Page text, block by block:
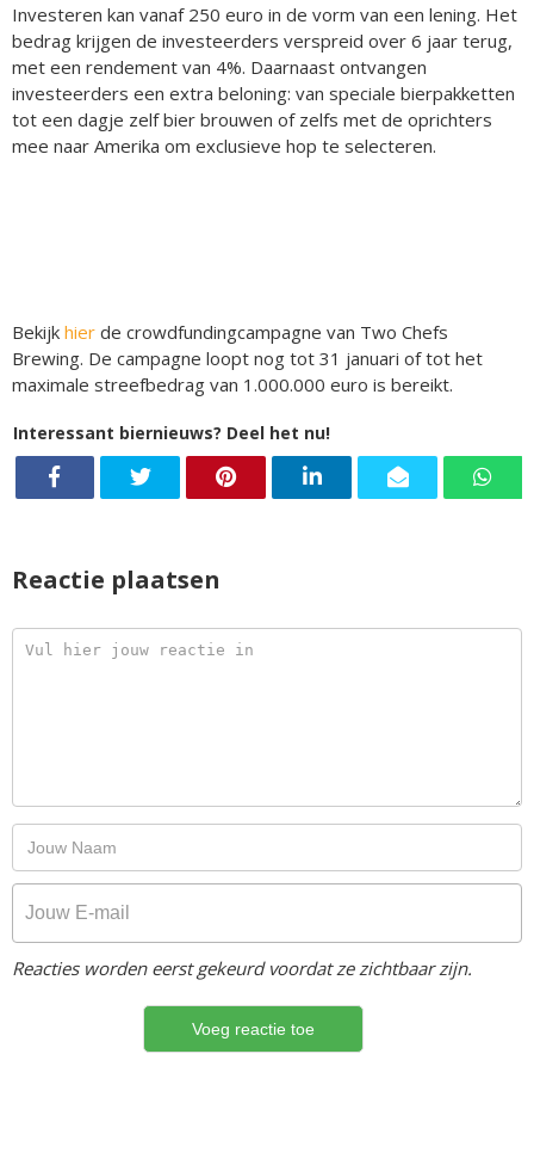
Investeren kan vanaf 250 euro in de vorm van een lening. Het
bedrag krijgen de investeerders verspreid over 6 jaar terug,
met een rendement van 4%. Daarnaast ontvangen
investeerders een extra beloning: van speciale bierpakketten
tot een dagje zelf bier brouwen of zelfs met de oprichters
mee naar Amerika om exclusieve hop te selecteren.
Bekijk hier de crowdfundingcampagne van Two Chefs
Brewing. De campagne loopt nog tot 31 januari of tot het
maximale streefbedrag van 1.000.000 euro is bereikt.
Interessant biernieuws? Deel het nu!
Reactie plaatsen
Reacties worden eerst gekeurd voordat ze zichtbaar zijn.